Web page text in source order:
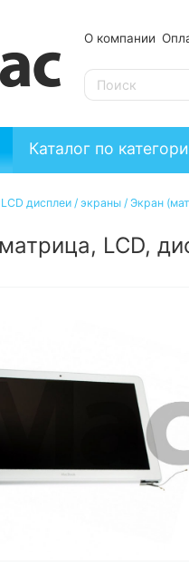
О компании
Каталог по
LCD дисплеи / экраны / Экран
LCD,